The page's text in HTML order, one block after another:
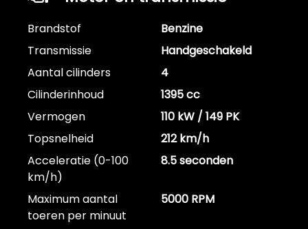
Brandstof
Benzine
Transmissie
Handgeschakeld
Aantal cilinders
4
Cilinderinhoud
1395 cc
Vermogen
110 kW / 149 PK
Topsnelheid
212 km/h
Acceleratie (0-100
km/h)
8.5 seconden
Maximum aantal
toeren per minuut
5000 RPM